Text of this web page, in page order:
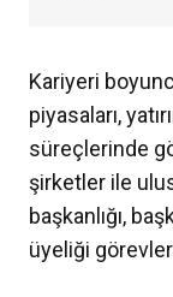
Kariyeri
piyasaları,
süreçlerinde
şirketler ile
başkanlığı,
üyeliği